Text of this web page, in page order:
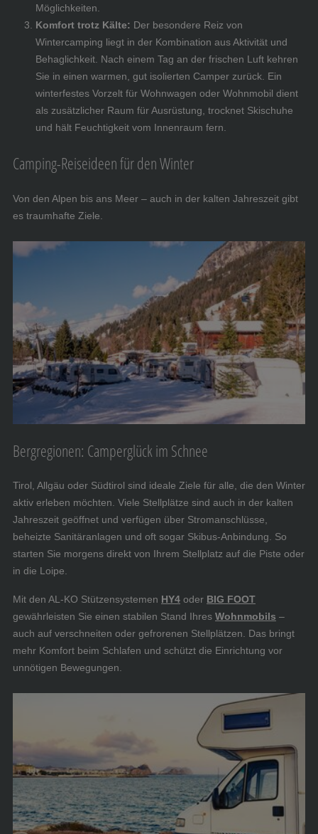
Möglichkeiten.
Komfort trotz Kälte: Der besondere Reiz von
Wintercamping liegt in der Kombination aus Aktivität und
Behaglichkeit. Nach einem Tag an der frischen Luft kehren
Sie in einen warmen, gut isolierten Camper zurück. Ein
winterfestes Vorzelt für Wohnwagen oder Wohnmobil dient
als zusätzlicher Raum für Ausrüstung, trocknet Skischuhe
und hält Feuchtigkeit vom Innenraum fern.
Camping-Reiseideen für den Winter
Von den Alpen bis ans Meer – auch in der kalten Jahreszeit gibt
es traumhafte Ziele.
Bergregionen: Camperglück im Schnee
Tirol, Allgäu oder Südtirol sind ideale Ziele für alle, die den Winter
aktiv erleben möchten. Viele Stellplätze sind auch in der kalten
Jahreszeit geöffnet und verfügen über Stromanschlüsse,
beheizte Sanitäranlagen und oft sogar Skibus-Anbindung. So
starten Sie morgens direkt von Ihrem Stellplatz auf die Piste oder
in die Loipe.
Mit den AL-KO Stützensystemen HY4 oder BIG FOOT
gewährleisten Sie einen stabilen Stand Ihres Wohnmobils –
auch auf verschneiten oder gefrorenen Stellplätzen. Das bringt
mehr Komfort beim Schlafen und schützt die Einrichtung vor
unnötigen Bewegungen.